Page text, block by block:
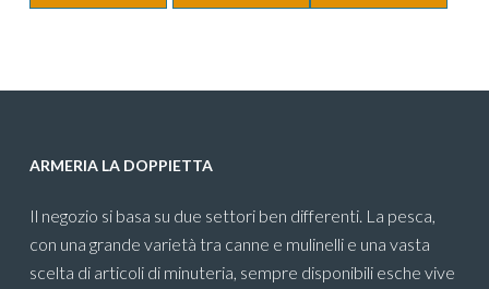
ARMERIA LA DOPPIETTA
Il negozio si basa su due settori ben differenti. La pesca,
con una grande varietà tra canne e mulinelli e una vasta
scelta di articoli di minuteria, sempre disponibili esche vive